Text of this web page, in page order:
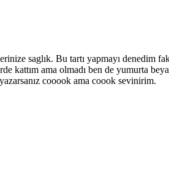
saglık. Bu tartı yapmayı
kattım ama olmadı ben de yumurta
cooook ama coook sevinirim.